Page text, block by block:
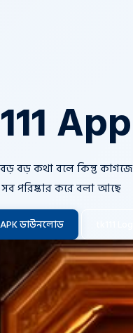
বড় কথা বলে কিন্তু কাগজে
পরিষ্কার করে বলা আছে
APK ডাউনলোড